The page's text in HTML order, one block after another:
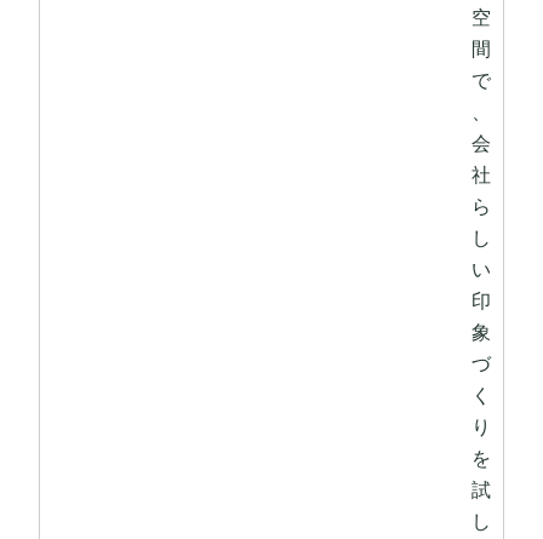
空
間
で
、
会
社
ら
し
い
印
象
づ
く
り
を
試
し